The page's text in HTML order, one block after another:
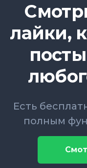
лайки,
Есть
полным